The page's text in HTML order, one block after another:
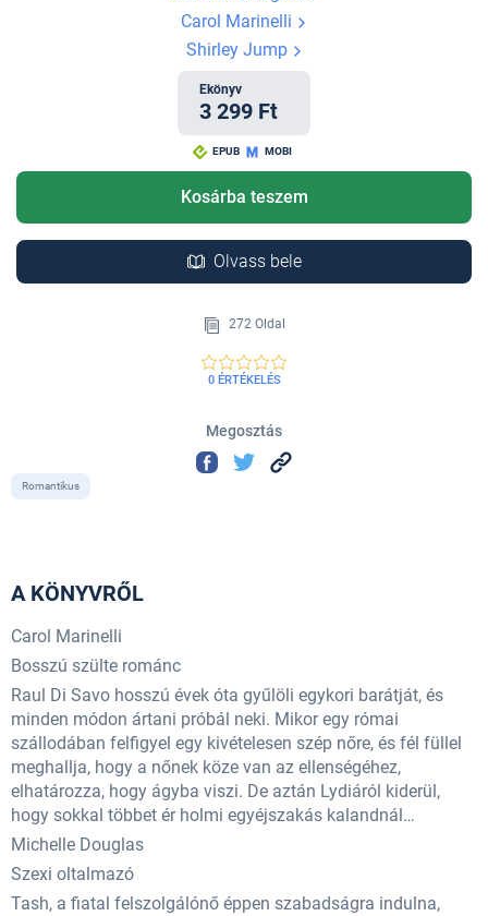
Carol Marinelli
Shirley Jump
Ekönyv
3 299 Ft
EPUB MOBI
Kosárba teszem
Olvass bele
272 Oldal
0 ÉRTÉKELÉS
Megosztás
Romantikus
A KÖNYVRŐL
Carol Marinelli
Bosszú szülte románc
Raul Di Savo hosszú évek óta gyűlöli egykori barátját, és
minden módon ártani próbál neki. Mikor egy római
szállodában felfigyel egy kivételesen szép nőre, és fél füllel
meghallja, hogy a nőnek köze van az ellenségéhez,
elhatározza, hogy ágyba viszi. De aztán Lydiáról kiderül,
hogy sokkal többet ér holmi egyéjszakás kalandnál…
Michelle Douglas
Szexi oltalmazó
Tash, a fiatal felszolgálónő éppen szabadságra indulna,